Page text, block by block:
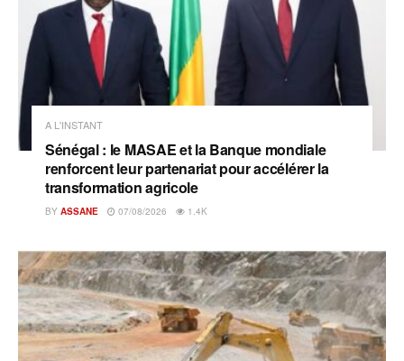
A L'INSTANT
Sénégal : le MASAE et la Banque mondiale
renforcent leur partenariat pour accélérer la
transformation agricole
BY ASSANE 07/08/2026 1.4K